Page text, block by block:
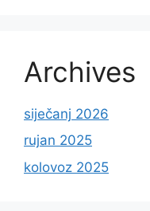
Archives
siječanj 2026
rujan 2025
kolovoz 2025